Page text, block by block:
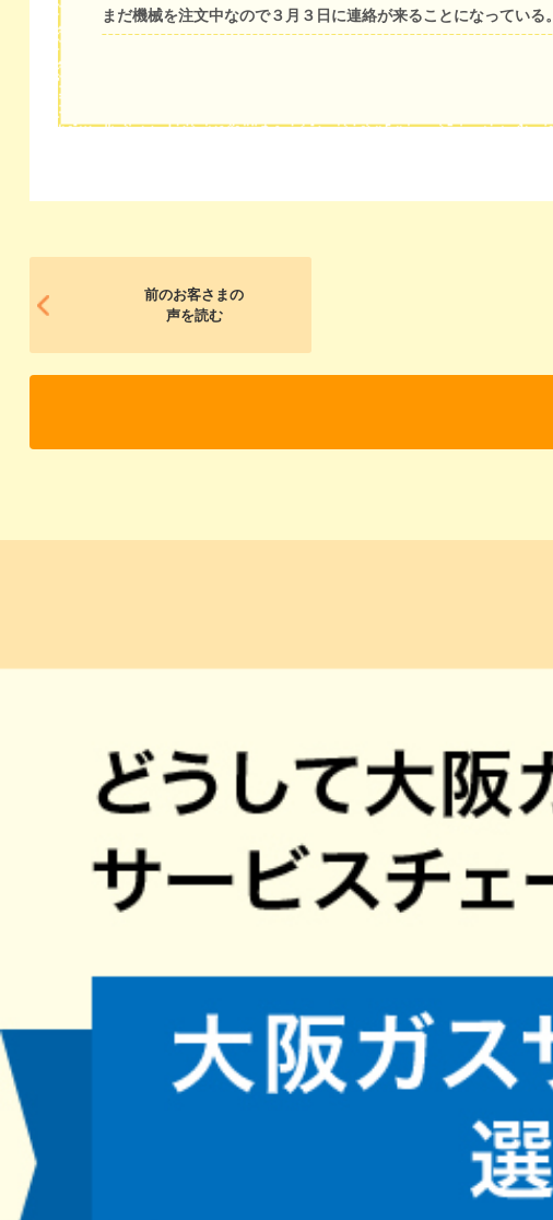
まだ機械を注文中なので３月３日に連絡が来ることになっている。
前のお客さまの
声を読む